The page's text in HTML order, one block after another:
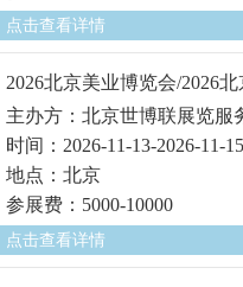
点击查看详情
2026北京美业博览会/2026
主办方：北京世博联展览服
时间：2026-11-13-2026-11-15
地点：北京
参展费：5000-10000
点击查看详情